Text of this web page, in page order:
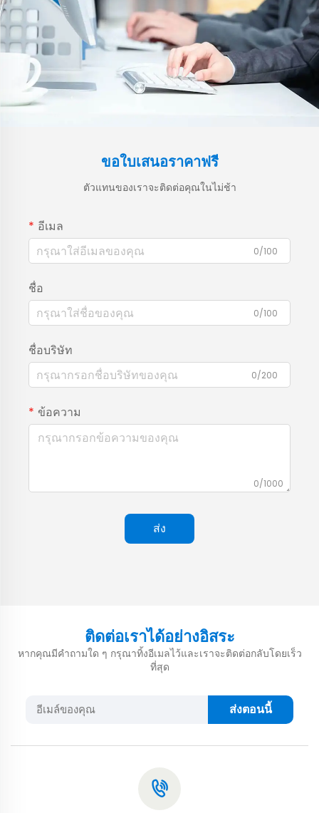
ขอใบเสนอราคาฟรี
ตัวแทนของเราจะติดต่อคุณในไม่ช้า
อีเมล
0/100
ชื่อ
0/100
ชื่อบริษัท
0/200
ข้อความ
0/1000
ส่ง
ติดต่อเราได้อย่างอิสระ
หากคุณมีคำถามใด ๆ กรุณาทิ้งอีเมลไว้และเราจะติดต่อกลับโดยเร็ว
ที่สุด
ส่งตอนนี้